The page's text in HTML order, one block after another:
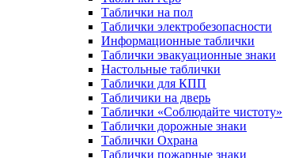
Таблички на пол
Таблички электробезопасности
Информационные таблички
Таблички эвакуационные знаки
Настольные таблички
Таблички для КПП
Табличики на дверь
Таблички «Соблюдайте чистоту»
Таблички дорожные знаки
Таблички Охрана
Таблички пожарные знаки